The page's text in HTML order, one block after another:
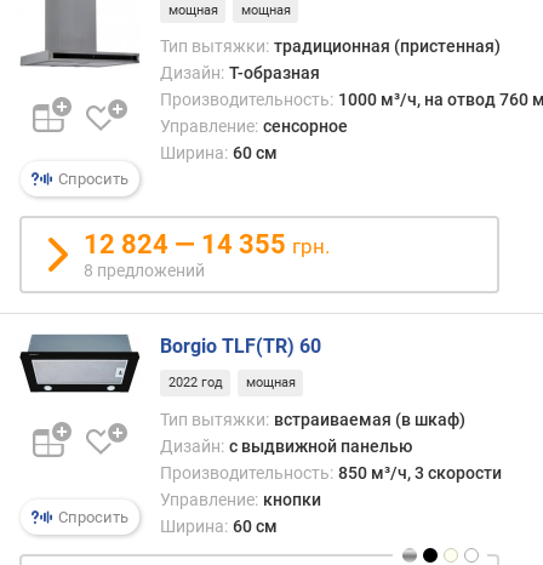
т
о
г
и
х
к
д
е
в
ы
м
о
Спросить
мощная мощная
Тип вытяжки: традиционная (пристенная)
Дизайн: Т-образная
Производительность: 1000 м³/ч, на отвод 760
Управление: сенсорное
Ширина: 60 см
12 824 — 14 355 грн.
8 предложений
Спросить
Borgio TLF(TR) 60
2022 год мощная
Тип вытяжки: встраиваемая (в шкаф)
Дизайн: с выдвижной панелью
Производительность: 850 м³/ч, 3 скорости
Управление: кнопки
Ширина: 60 см